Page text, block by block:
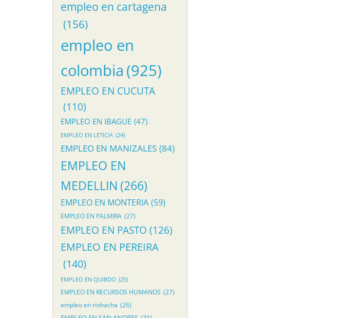
empleo en cartagena
(156)
empleo en
colombia (925)
EMPLEO EN CUCUTA
(110)
EMPLEO EN IBAGUE (47)
EMPLEO EN LETICIA (24)
EMPLEO EN MANIZALES (84)
EMPLEO EN
MEDELLIN (266)
EMPLEO EN MONTERIA (59)
EMPLEO EN PALMIRA (27)
EMPLEO EN PASTO (126)
EMPLEO EN PEREIRA
(140)
EMPLEO EN QUIBDO (25)
EMPLEO EN RECURSOS HUMANOS (27)
empleo en riohacha (26)